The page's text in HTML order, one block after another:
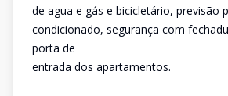
de agua e gás e bicicletário, previsão
condicionado, segurança com
porta de
entrada dos apartamentos.